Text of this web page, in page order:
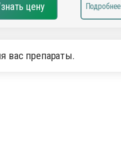
цену Подробнее
вас препараты.